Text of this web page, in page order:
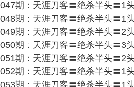
047期：天涯刀客〓绝杀半头〓1
048期：天涯刀客〓绝杀半头〓1
049期：天涯刀客〓绝杀半头〓2
050期：天涯刀客〓绝杀半头〓3
051期：天涯刀客〓绝杀半头〓2
052期：天涯刀客〓绝杀半头〓1
053期：天涯刀客〓绝杀半头〓1